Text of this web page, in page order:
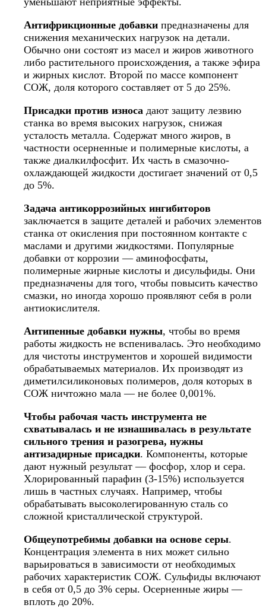
Антифрикционные добавки предназначены для
снижения механических нагрузок на детали.
Обычно они состоят из масел и жиров животного
либо растительного происхождения, а также эфира
и жирных кислот. Второй по массе компонент
СОЖ, доля которого составляет от 5 до 25%.
Присадки против износа дают защиту лезвию
станка во время высоких нагрузок, снижая
усталость металла. Содержат много жиров, в
частности осерненные и полимерные кислоты, а
также диалкилфосфит. Их часть в смазочно-
охлаждающей жидкости достигает значений от 0,5
до 5%.
Задача антикоррозийных ингибиторов
заключается в защите деталей и рабочих элементов
станка от окисления при постоянном контакте с
маслами и другими жидкостями. Популярные
добавки от коррозии — аминофосфаты,
полимерные жирные кислоты и дисульфиды. Они
предназначены для того, чтобы повысить качество
смазки, но иногда хорошо проявляют себя в роли
антиокислителя.
Антипенные добавки нужны, чтобы во время
работы жидкость не вспенивалась. Это необходимо
для чистоты инструментов и хорошей видимости
обрабатываемых материалов. Их производят из
диметилсиликоновых полимеров, доля которых в
СОЖ ничтожно мала — не более 0,001%.
Чтобы рабочая часть инструмента не
схватывалась и не изнашивалась в результате
сильного трения и разогрева, нужны
антизадирные присадки. Компоненты, которые
дают нужный результат — фосфор, хлор и сера.
Хлорированный парафин (3-15%) используется
лишь в частных случаях. Например, чтобы
обрабатывать высоколегированную сталь со
сложной кристаллической структурой.
Общеупотребимы добавки на основе серы.
Концентрация элемента в них может сильно
варьироваться в зависимости от необходимых
рабочих характеристик СОЖ. Сульфиды включают
в себя от 0,5 до 3% серы. Осерненные жиры —
вплоть до 20%.